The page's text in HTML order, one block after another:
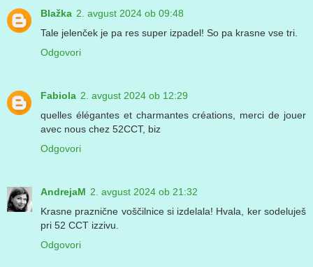
Blažka 2. avgust 2024 ob 09:48
Tale jelenček je pa res super izpadel! So pa krasne vse tri.
Odgovori
Fabiola 2. avgust 2024 ob 12:29
quelles élégantes et charmantes créations, merci de jouer
avec nous chez 52CCT, biz
Odgovori
AndrejaM 2. avgust 2024 ob 21:32
Krasne praznične voščilnice si izdelala! Hvala, ker sodeluješ
pri 52 CCT izzivu.
Odgovori